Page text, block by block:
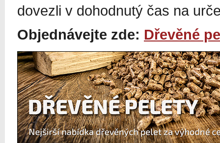
dovezli v dohodnutý čas na
Objednávejte zde: Dřevěné